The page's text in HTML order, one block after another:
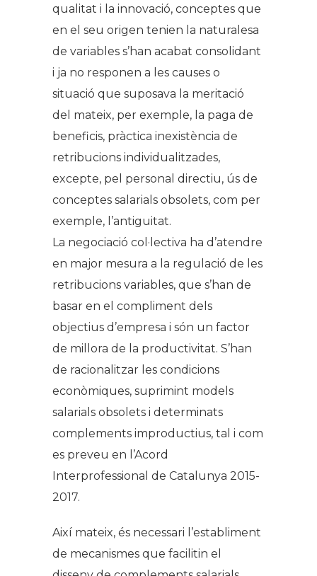
qualitat i la innovació, conceptes que
en el seu origen tenien la naturalesa
de variables s’han acabat consolidant
i ja no responen a les causes o
situació que suposava la meritació
del mateix, per exemple, la paga de
beneficis, pràctica inexistència de
retribucions individualitzades,
excepte, pel personal directiu, ús de
conceptes salarials obsolets, com per
exemple, l’antiguitat.
La negociació col·lectiva ha d’atendre
en major mesura a la regulació de les
retribucions variables, que s’han de
basar en el compliment dels
objectius d’empresa i són un factor
de millora de la productivitat. S’han
de racionalitzar les condicions
econòmiques, suprimint models
salarials obsolets i determinats
complements improductius, tal i com
es preveu en l’Acord
Interprofessional de Catalunya 2015-
2017.
Així mateix, és necessari l’establiment
de mecanismes que facilitin el